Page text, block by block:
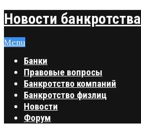
Новости банкротства
Menu
Банки
Правовые вопросы
Банкротство компаний
Банкротство физлиц
Новости
Форум